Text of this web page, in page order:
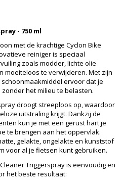
- 750 ml
met de krachtige Cyclon Bike
reiniger is speciaal
zoals modder, lichte olie
moeiteloos te verwijderen. Met zijn
ervoor dat je
het milieu te belasten.
droogt streeploos op, waardoor
uitstraling krijgt. Dankzij de
kun je met een gerust hart je
te brengen aan het oppervlak.
gelakte, ongelakte en kunststof
voor al je fietsen kunt gebruiken.
Triggerspray is eenvoudig en
het beste resultaat: